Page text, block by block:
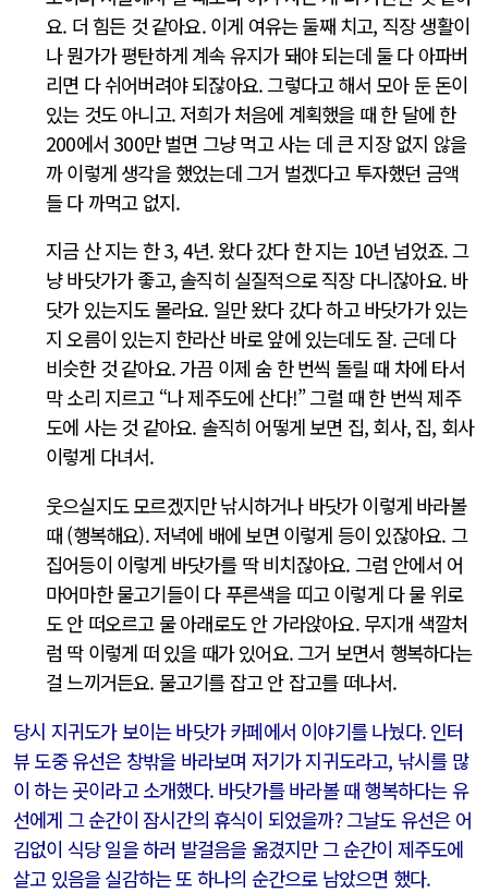
요. 더 힘든 것 같아요. 이게 여유는 둘째 치고, 직장 생활이
나 뭔가가 평탄하게 계속 유지가 돼야 되는데 둘 다 아파버
리면 다 쉬어버려야 되잖아요. 그렇다고 해서 모아 둔 돈이
있는 것도 아니고. 저희가 처음에 계획했을 때 한 달에 한
200에서 300만 벌면 그냥 먹고 사는 데 큰 지장 없지 않을
까 이렇게 생각을 했었는데 그거 벌겠다고 투자했던 금액
들 다 까먹고 없지.
지금 산 지는 한 3, 4년. 왔다 갔다 한 지는 10년 넘었죠. 그
냥 바닷가가 좋고, 솔직히 실질적으로 직장 다니잖아요. 바
닷가 있는지도 몰라요. 일만 왔다 갔다 하고 바닷가가 있는
지 오름이 있는지 한라산 바로 앞에 있는데도 잘. 근데 다
비슷한 것 같아요. 가끔 이제 숨 한 번씩 돌릴 때 차에 타서
막 소리 지르고 “나 제주도에 산다!” 그럴 때 한 번씩 제주
도에 사는 것 같아요. 솔직히 어떻게 보면 집, 회사, 집, 회사
이렇게 다녀서.
웃으실지도 모르겠지만 낚시하거나 바닷가 이렇게 바라볼
때 (행복해요). 저녁에 배에 보면 이렇게 등이 있잖아요. 그
집어등이 이렇게 바닷가를 딱 비치잖아요. 그럼 안에서 어
마어마한 물고기들이 다 푸른색을 띠고 이렇게 다 물 위로
도 안 떠오르고 물 아래로도 안 가라앉아요. 무지개 색깔처
럼 딱 이렇게 떠 있을 때가 있어요. 그거 보면서 행복하다는
걸 느끼거든요. 물고기를 잡고 안 잡고를 떠나서.
당시 지귀도가 보이는 바닷가 카페에서 이야기를 나눴다. 인터
뷰 도중 유선은 창밖을 바라보며 저기가 지귀도라고, 낚시를 많
이 하는 곳이라고 소개했다. 바닷가를 바라볼 때 행복하다는 유
선에게 그 순간이 잠시간의 휴식이 되었을까? 그날도 유선은 어
김없이 식당 일을 하러 발걸음을 옮겼지만 그 순간이 제주도에
살고 있음을 실감하는 또 하나의 순간으로 남았으면 했다.